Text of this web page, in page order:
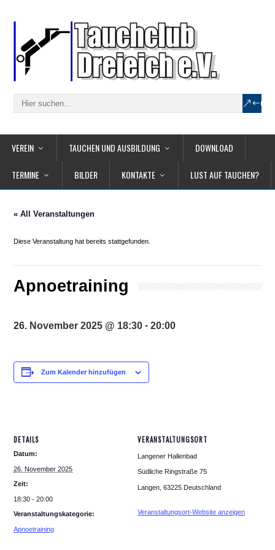
VEREIN TAUCHEN UND AUSBILDUNG DOWNLOAD
TERMINE BILDER KONTAKTE LUST AUF TAUCHEN?
« All Veranstaltungen
Diese Veranstaltung hat bereits stattgefunden.
Apnoetraining
26. November 2025 @ 18:30 -20:00
Zum Kalender hinzufügen
DETAILS
Datum:
26. November 2025
Zeit:
18:30 - 20:00
Veranstaltungskategorie:
Apnoetraining
VERANSTALTUNGSORT
Langener Hallenbad
Südliche Ringstraße 75
Langen, 63225 Deutschland
Veranstaltungsort-Website anzeigen